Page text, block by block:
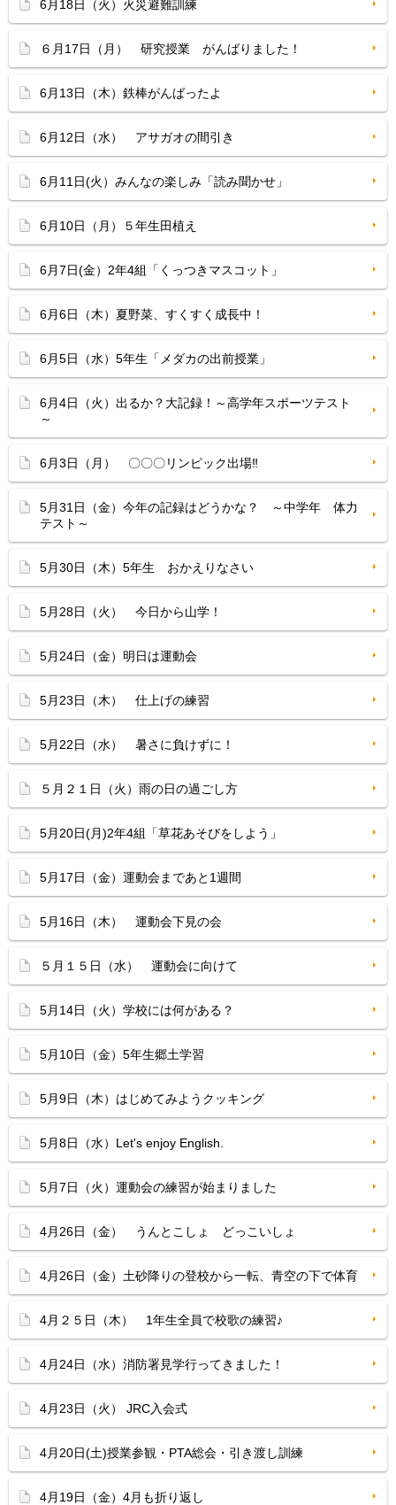
6月18日（火）火災避難訓練
６月17日（月） 研究授業 がんばりました！
6月13日（木）鉄棒がんばったよ
6月12日（水） アサガオの間引き
6月11日(火）みんなの楽しみ「読み聞かせ」
6月10日（月）５年生田植え
6月7日(金）2年4組「くっつきマスコット」
6月6日（木）夏野菜、すくすく成長中！
6月5日（水）5年生「メダカの出前授業」
6月4日（火）出るか？大記録！～高学年スポーツテスト
～
6月3日（月） 〇〇〇リンピック出場‼
5月31日（金）今年の記録はどうかな？ ～中学年 体力
テスト～
5月30日（木）5年生 おかえりなさい
5月28日（火） 今日から山学！
5月24日（金）明日は運動会
5月23日（木） 仕上げの練習
5月22日（水） 暑さに負けずに！
５月２１日（火）雨の日の過ごし方
5月20日(月)2年4組「草花あそびをしよう」
5月17日（金）運動会まであと1週間
5月16日（木） 運動会下見の会
５月１５日（水） 運動会に向けて
5月14日（火）学校には何がある？
5月10日（金）5年生郷土学習
5月9日（木）はじめてみようクッキング
5月8日（水）Let's enjoy English.
5月7日（火）運動会の練習が始まりました
4月26日（金） うんとこしょ どっこいしょ
4月26日（金）土砂降りの登校から一転、青空の下で体育
4月２５日（木） 1年生全員で校歌の練習♪
4月24日（水）消防署見学行ってきました！
4月23日（火） JRC入会式
4月20日(土)授業参観・PTA総会・引き渡し訓練
4月19日（金）4月も折り返し